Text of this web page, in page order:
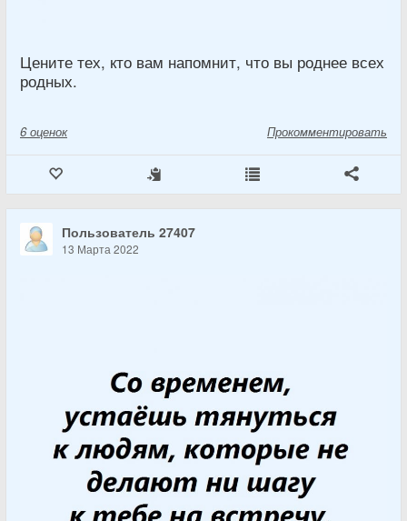
Цените тех, кто вам напомнит, что вы роднее всех
родных.
6 оценок Прокомментировать
Пользователь 27407
13 Марта 2022